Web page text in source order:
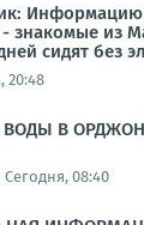
знакомые из
сидят без
20:48
ВОДЫ В
Сегодня, 08:40